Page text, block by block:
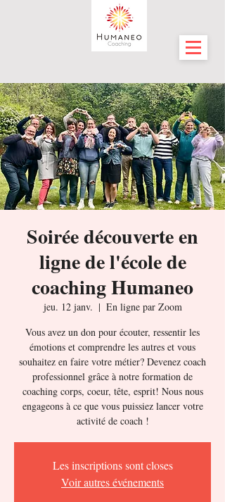
Soirée découverte en
ligne de l'école de
coaching Humaneo
jeu. 12 janv.
  |
En ligne par Zoom
Vous avez un don pour écouter, ressentir les
émotions et comprendre les autres et vous
souhaitez en faire votre métier? Devenez coach
professionnel grâce à notre formation de
coaching corps, coeur, tête, esprit! Nous nous
engageons à ce que vous puissiez lancer votre
activité de coach !
Les inscriptions sont closes
Voir autres événements